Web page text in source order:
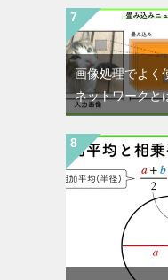
画像処理でよく
ネットワークと